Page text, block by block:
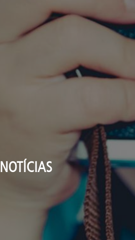
NOTÍCIAS